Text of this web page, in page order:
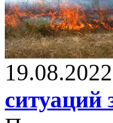
19.08.2022
ситуаций